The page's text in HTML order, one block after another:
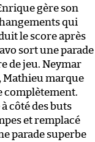
gère son
qui
le score après
sort une parade
de jeu. Neymar
Mathieu marque
complètement.
côté des buts
et remplacé
parade superbe